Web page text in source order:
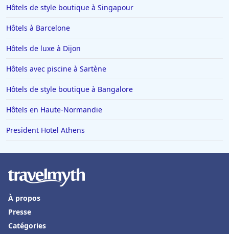
Hôtels de style boutique à Singapour
Hôtels à Barcelone
Hôtels de luxe à Dijon
Hôtels avec piscine à Sartène
Hôtels de style boutique à Bangalore
Hôtels en Haute-Normandie
President Hotel Athens
À propos
Presse
Catégories